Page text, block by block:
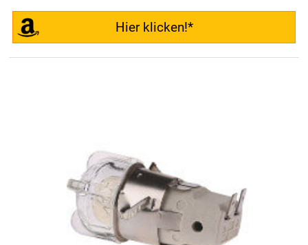
Hier klicken!*